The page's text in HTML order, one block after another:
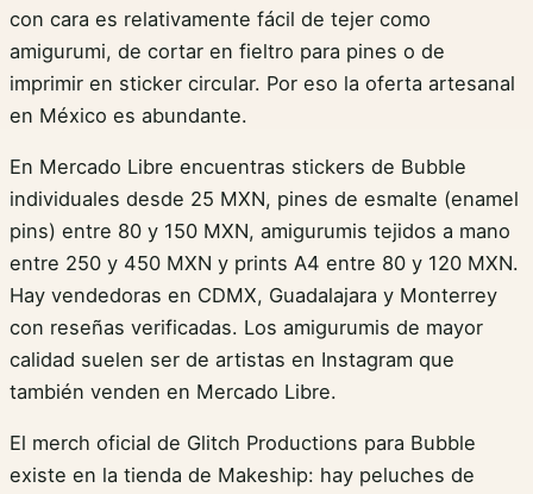
con cara es relativamente fácil de tejer como
amigurumi, de cortar en fieltro para pines o de
imprimir en sticker circular. Por eso la oferta artesanal
en México es abundante.
En Mercado Libre encuentras stickers de Bubble
individuales desde 25 MXN, pines de esmalte (enamel
pins) entre 80 y 150 MXN, amigurumis tejidos a mano
entre 250 y 450 MXN y prints A4 entre 80 y 120 MXN.
Hay vendedoras en CDMX, Guadalajara y Monterrey
con reseñas verificadas. Los amigurumis de mayor
calidad suelen ser de artistas en Instagram que
también venden en Mercado Libre.
El merch oficial de Glitch Productions para Bubble
existe en la tienda de Makeship: hay peluches de